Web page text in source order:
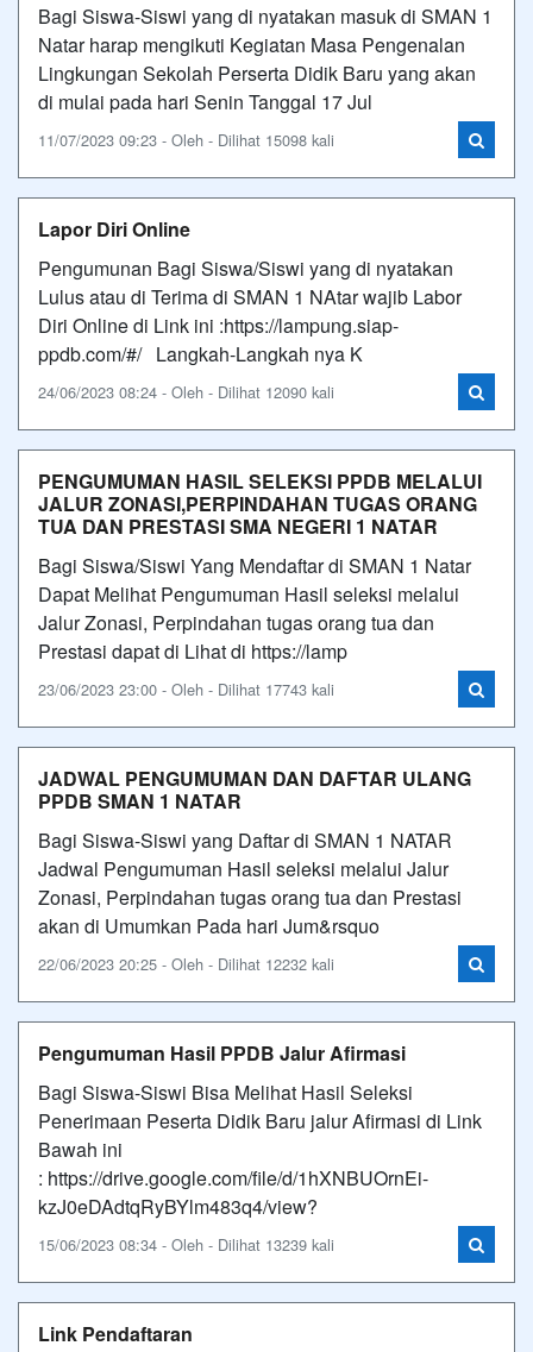
Bagi Siswa-Siswi yang di nyatakan masuk di SMAN 1
Natar harap mengikuti Kegiatan Masa Pengenalan
Lingkungan Sekolah Perserta Didik Baru yang akan
di mulai pada hari Senin Tanggal 17 Jul
11/07/2023 09:23 - Oleh - Dilihat 15098 kali
Lapor Diri Online
Pengumunan Bagi Siswa/Siswi yang di nyatakan
Lulus atau di Terima di SMAN 1 NAtar wajib Labor
Diri Online di Link ini :https://lampung.siap-
ppdb.com/#/ Langkah-Langkah nya K
24/06/2023 08:24 - Oleh - Dilihat 12090 kali
PENGUMUMAN HASIL SELEKSI PPDB MELALUI
JALUR ZONASI,PERPINDAHAN TUGAS ORANG
TUA DAN PRESTASI SMA NEGERI 1 NATAR
Bagi Siswa/Siswi Yang Mendaftar di SMAN 1 Natar
Dapat Melihat Pengumuman Hasil seleksi melalui
Jalur Zonasi, Perpindahan tugas orang tua dan
Prestasi dapat di Lihat di https://lamp
23/06/2023 23:00 - Oleh - Dilihat 17743 kali
JADWAL PENGUMUMAN DAN DAFTAR ULANG
PPDB SMAN 1 NATAR
Bagi Siswa-Siswi yang Daftar di SMAN 1 NATAR
Jadwal Pengumuman Hasil seleksi melalui Jalur
Zonasi, Perpindahan tugas orang tua dan Prestasi
akan di Umumkan Pada hari Jum&rsquo
22/06/2023 20:25 - Oleh - Dilihat 12232 kali
Pengumuman Hasil PPDB Jalur Afirmasi
Bagi Siswa-Siswi Bisa Melihat Hasil Seleksi
Penerimaan Peserta Didik Baru jalur Afirmasi di Link
Bawah ini
: https://drive.google.com/file/d/1hXNBUOrnEi-
kzJ0eDAdtqRyBYlm483q4/view?
15/06/2023 08:34 - Oleh - Dilihat 13239 kali
Link Pendaftaran